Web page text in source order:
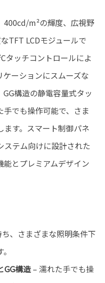
m²の輝度、広視野
TFT LCDモジュールで
タッチコントロールによ
ケーションにスムーズな
構造の静電容量式タッ
でも操作可能で、さま
ます。スマート制御パネ
ステム向けに設計された
能とプレミアムデザイン
、さまざまな照明条件下
GG構造– 濡れた手でも操